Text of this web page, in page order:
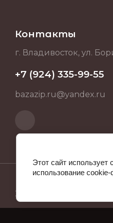
Контакты
г. Владивосток, ул.
+7 (924) 335-99-55
bazazip.ru@yandex.ru
2025 BAZAZIP.RU ИНН
Этот сайт
использование